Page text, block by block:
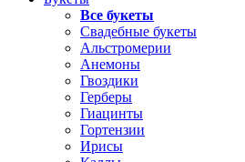
Все букеты
Свадебные букеты
Альстромерии
Анемоны
Гвоздики
Герберы
Гиацинты
Гортензии
Ирисы